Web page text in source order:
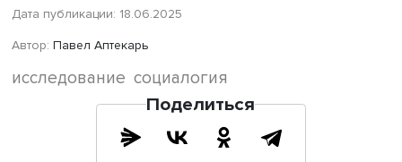
сводилась к набору психологических черт личности.
снижения его распространения важны социальная
инфраструктура поддержания материнства и поддержка
занятости.
инфраструктурной поддержки приводят к их изоляции
рождения ребенка. Жанна Чернова отметила, что для
содействия молодым матерям можно с определенными